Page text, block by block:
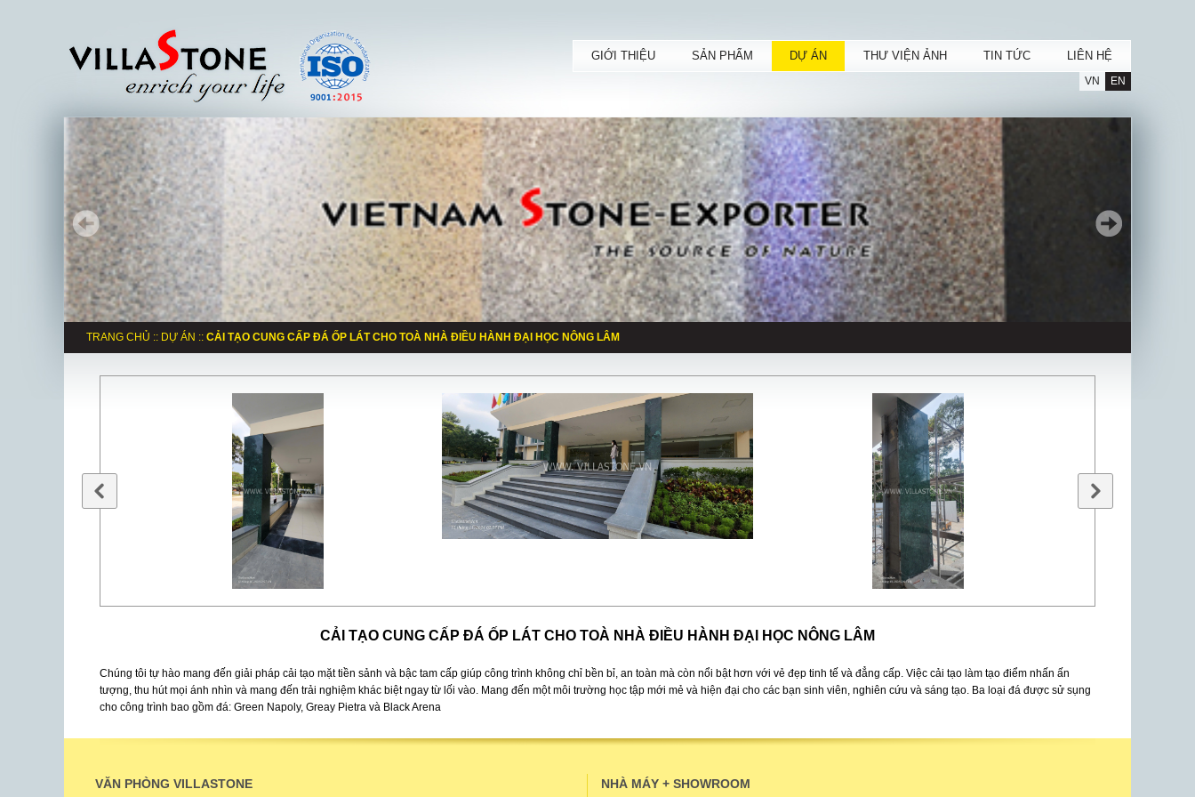
LIÊN HỆ
TIN TỨC
THƯ VIỆN ẢNH
DỰ ÁN
SẢN PHẨM
GIỚI THIỆU
EN
VN
TRANG CHỦ :: DỰ ÁN :: CẢI TẠO CUNG CẤP ĐÁ ỐP LÁT CHO TOÀ NHÀ ĐIỀU HÀNH ĐẠI HỌC NÔNG LÂM
CẢI TẠO CUNG CẤP ĐÁ ỐP LÁT CHO TOÀ NHÀ ĐIỀU HÀNH ĐẠI HỌC NÔNG LÂM
Chúng tôi tự hào mang đến giải pháp cải tạo mặt tiền sảnh và bậc tam cấp giúp công trình không chỉ bền bỉ, an toàn mà còn nổi bật hơn với vẻ đẹp tinh tế và đẳng cấp. Việc cải tạo làm tạo điểm nhấn ấn
tượng, thu hút mọi ánh nhìn và mang đến trải nghiệm khác biệt ngay từ lối vào. Mang đến một môi trường học tập mới mẻ và hiện đại cho các bạn sinh viên, nghiên cứu và sáng tạo. Ba loại đá được sử sụng
cho công trình bao gồm đá: Green Napoly, Greay Pietra và Black Arena
VĂN PHÒNG VILLASTONE NHÀ MÁY + SHOWROOM